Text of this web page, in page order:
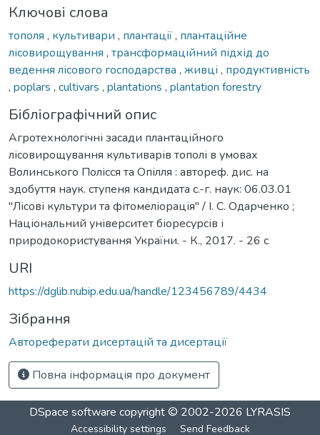
Ключові слова
тополя , культивари , плантації, плантаційне
лісовирощування , трансформаційний підхід до
ведення лісового господарства , живці , продуктивність
, poplars , cultivars , plantations , plantation forestry
Бібліографічний опис
Агротехнологічні засади плантаційного
лісовирощування культиварів тополі в умовах
Волинського Полісся та Опілля : автореф. дис. на
здобуття наук. ступеня кандидата с.-г. наук: 06.03.01
"Лісові культури та фітомеліорація" / І. С. Одарченко ;
Національний університет біоресурсів і
природокористування України. - К., 2017. - 26 с
URI
https://dglib.nubip.edu.ua/handle/123456789/4434
Зібрання
Автореферати дисертацій та дисертації
Повна інформація про документ
DSpace software copyright © 2002-2026 LYRASIS
Accessibility settings Send Feedback